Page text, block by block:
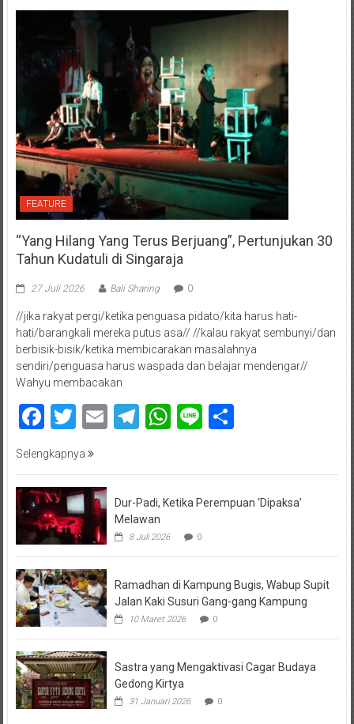
FEATURE
“Yang Hilang Yang Terus Berjuang”, Pertunjukan 30
Tahun Kudatuli di Singaraja
27 Juli 2026 Bali Sharing 0
//jika rakyat pergi/ketika penguasa pidato/kita harus hati-
hati/barangkali mereka putus asa// //kalau rakyat sembunyi/dan
berbisik-bisik/ketika membicarakan masalahnya
sendiri/penguasa harus waspada dan belajar mendengar//
Wahyu membacakan
Facebook
Twitter
EmailTelegram
WhatsApp
Line
Selengkapnya
Dur-Padi, Ketika Perempuan ‘Dipaksa’
Melawan
8 Juli 2026 0
Ramadhan di Kampung Bugis, Wabup Supit
Jalan Kaki Susuri Gang-gang Kampung
10 Maret 2026 0
Sastra yang Mengaktivasi Cagar Budaya
Gedong Kirtya
31 Januari 2026 0